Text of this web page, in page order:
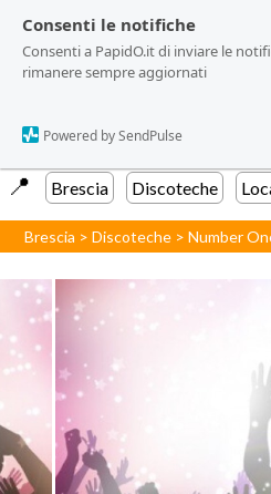
Consenti le notifiche
Consenti a PapidO.it di inviare le
rimanere sempre aggiornati
Powered by SendPulse
Consenti le notifiche
Consenti a PapidO.it di inviare le
rimanere sempre aggiornati
Powered by SendPulse
📍️ Brescia Discoteche
Brescia >Discoteche >Number